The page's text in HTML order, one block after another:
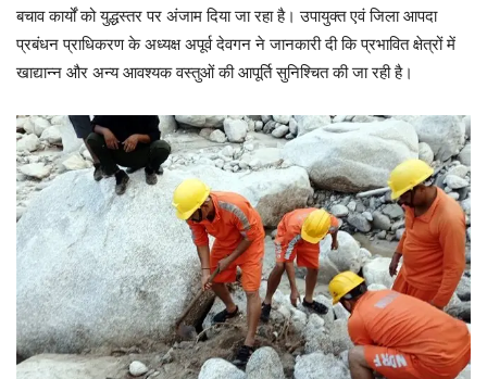
बचाव कार्यों को युद्धस्तर पर अंजाम दिया जा रहा है। उपायुक्त एवं जिला आपदा
प्रबंधन प्राधिकरण के अध्यक्ष अपूर्व देवगन ने जानकारी दी कि प्रभावित क्षेत्रों में
खाद्यान्न और अन्य आवश्यक वस्तुओं की आपूर्ति सुनिश्चित की जा रही है।